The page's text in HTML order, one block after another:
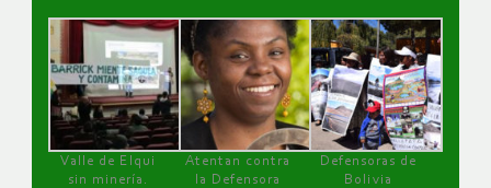
Valle de Elqui
sin minería.
Atentan contra
la Defensora
Defensoras de
Bolivia